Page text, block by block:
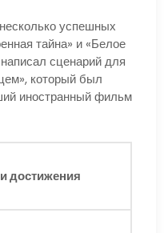
успешных
тайна» и «Белое
сценарий для
который был
иностранный фильм
достижения